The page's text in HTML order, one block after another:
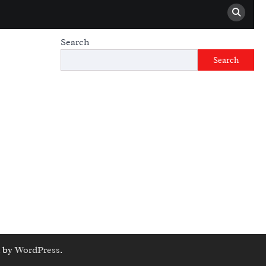
Search
Search
byWordPress.